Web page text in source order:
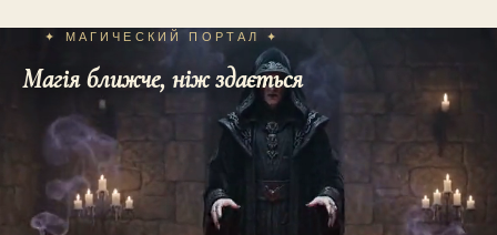
✦ МАГИЧЕСКИЙ ПОРТАЛ ✦
Магія ближче, ніж здається